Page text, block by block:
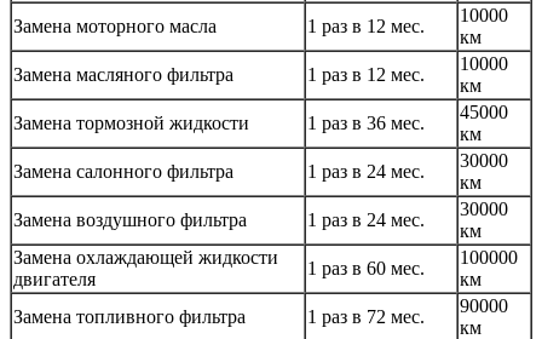
Замена моторного масла 1 раз в 12 мес.
10000
км
Замена масляного фильтра
1 раз в 12 мес.
10000
км
Замена тормозной жидкости
1 раз в 36 мес.
45000
км
Замена салонного фильтра
1 раз в 24 мес.
30000
км
Замена воздушного фильтра
1 раз в 24 мес.
30000
км
Замена охлаждающей жидкости
двигателя
1 раз в 60 мес.
100000
км
Замена топливного фильтра
1 раз в 72 мес.
90000
км